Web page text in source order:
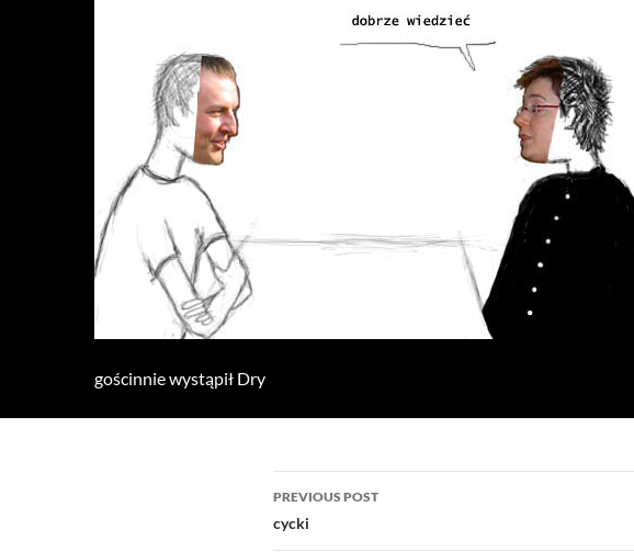
gościnnie wystąpił Dry
Post
navigation
PREVIOUS POST
cycki